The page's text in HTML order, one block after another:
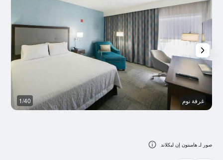
غرفة نوم 1/40
صور لـ هامبتون إن ليكلاند